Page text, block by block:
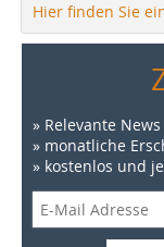
Hier finden Sie
» Relevante
» monatliche
» kostenlos und